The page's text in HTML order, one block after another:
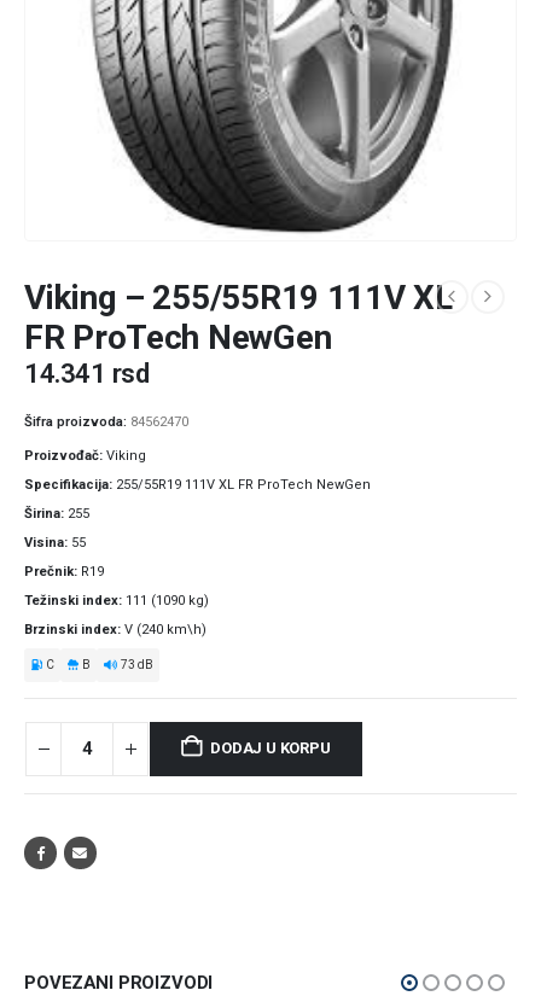
Viking – 255/55R19 111V XL
FR ProTech NewGen
14.341 rsd
Šifra proizvoda: 84562470
Proizvođač Viking
Specifikacija 255/55R19 111V XL FR ProTech NewGen
Širina 255
Visina 55
Prečnik R19
Težinski index 111 (1090 kg)
Brzinski index V (240 km\h)
C B 73 dB
DODAJ U KORPU
POVEZANI PROIZVODI